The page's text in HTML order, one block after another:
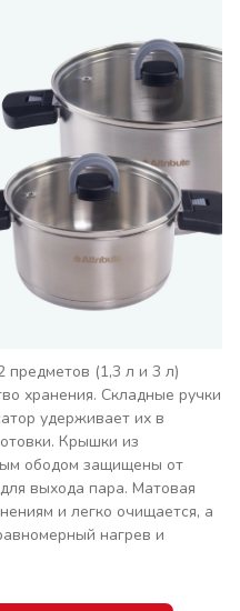
предметов (1,3 л и 3 л)
хранения. Складные ручки
удерживает их в
Крышки из
ободом защищены от
выхода пара. Матовая
и легко очищается, а
нагрев и